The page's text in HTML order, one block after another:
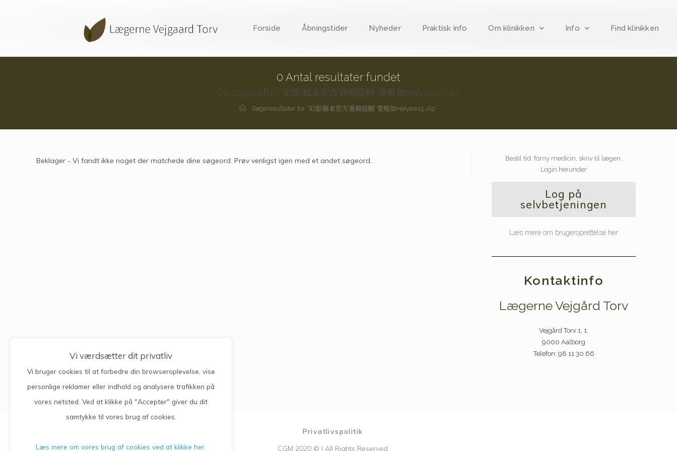
Forside Åbningstider Nyheder Praktisk info Om klinikken Info Find klinikken
0 Antal resultater fundet
Du søgte efter: "幻影籤名官方過期提醒*電報加Haiyesi15.xlp"
Søgeresultater for “幻影籤名官方過期提醒*電報加Haiyesi15.xlp”
Beklager - Vi fandt ikke noget der matchede dine søgeord. Prøv venligst igen med et andet søgeord.
Bestil tid, forny medicin, skriv til lægen.
Login herunder
Log på
selvbetjeningen
Læs mere om brugeroprettelse her
Kontaktinfo
Lægerne Vejgård Torv
Vejgård Torv 1, 1.
9000 Aalborg
Telefon: 98 11 30 66
Privatlivspolitik
CGM 2020 ©​ | All Rights Reserved
Vi værdsætter dit privatliv
Vi bruger cookies til at forbedre din browseroplevelse, vise
personlige reklamer eller indhold og analysere trafikken på
vores netsted. Ved at klikke på "Accepter" giver du dit
samtykke til vores brug af cookies.
Læs mere om vores brug af cookies ved at klikke her.